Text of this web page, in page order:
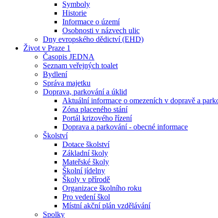
Symboly
Historie
Informace o území
Osobnosti v názvech ulic
Dny evropského dědictví (EHD)
Život v Praze 1
Časopis JEDNA
Seznam veřejných toalet
Bydlení
Správa majetku
Doprava, parkování a úklid
Aktuální informace o omezeních v dopravě a
Zóna placeného stání
Portál krizového řízení
Doprava a parkování - obecné informace
Školství
Dotace školství
Základní školy
Mateřské školy
Školní jídelny
Školy v přírodě
Organizace školního roku
Pro vedení škol
Místní akční plán vzdělávání
Spolky